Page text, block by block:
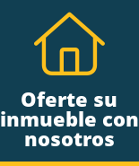
Oferte su
inmueble con
nosotros